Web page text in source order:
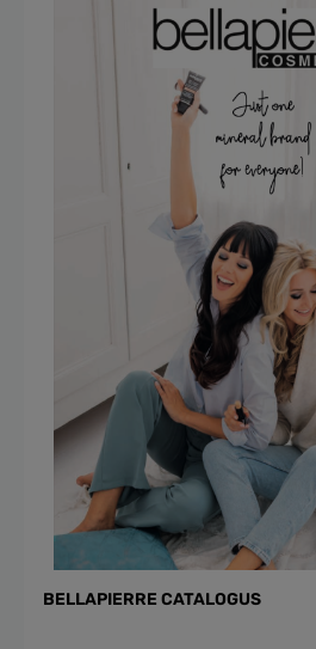
BELLAPIERRE CATALOGUS